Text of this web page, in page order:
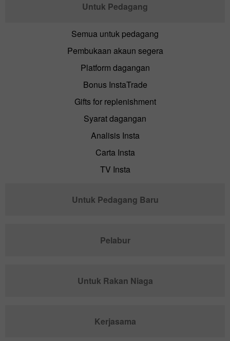
Untuk Pedagang
Semua untuk pedagang
Pembukaan akaun segera
Platform dagangan
Bonus InstaTrade
Gifts for replenishment
Syarat dagangan
Analisis Insta
Carta Insta
TV Insta
Untuk Pedagang Baru
Pelabur
Untuk Rakan Niaga
Kerjasama